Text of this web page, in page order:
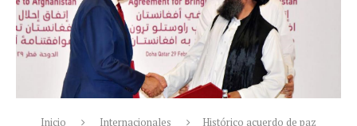
Inicio Internacionales
Histórico acuerdo de paz